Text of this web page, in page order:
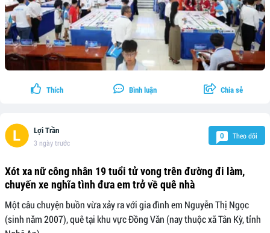
Thích Bình luận Chia sẻ
Lợi Trần
3 ngày trước
0 Theo dõi
Xót xa nữ công nhân 19 tuổi tử vong trên đường đi làm,
chuyến xe nghĩa tình đưa em trở về quê nhà
Một câu chuyện buồn vừa xảy ra với gia đình em Nguyễn Thị Ngọc
(sinh năm 2007), quê tại khu vực Đồng Văn (nay thuộc xã Tân Kỳ, tỉnh